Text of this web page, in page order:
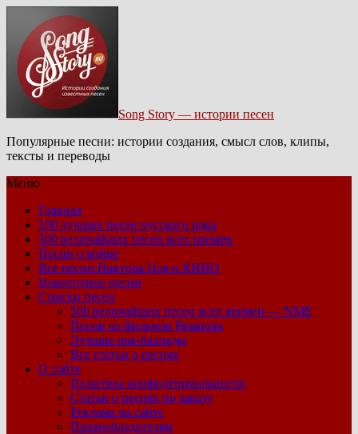
Song Story — истории песен
Популярные песни: истории создания, смысл слов, клипы,
тексты и переводы
Меню
Главная
100 лучших песен русского рока
500 величайших песен всех времен
Песни о войне
Все песни Виктора Цоя и КИНО
Новогодние песни
Списки песен
500 величайших песен всех времен — NME
Песни из фильмов Рязанова
Лучшие рок-баллады
Все статьи о песнях
О сайте
Политика конфиденциальности
Статьи о песнях по заказу
Реклама на сайте
Правообладателям